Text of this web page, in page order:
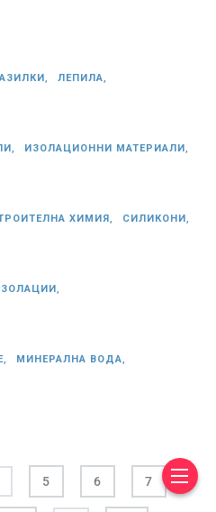
ЛЕПИЛА,
ИЗОЛАЦИОННИ МАТЕРИАЛИ,
ХИМИЯ, СИЛИКОНИ,
МИНЕРАЛНА ВОДА,
5 6 7